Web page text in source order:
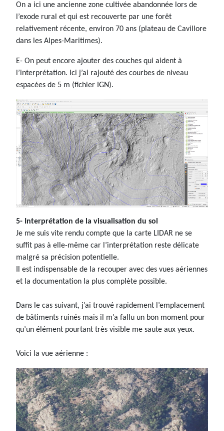
On a ici une ancienne zone cultivée abandonnée lors de
l’exode rural et qui est recouverte par une forêt
relativement récente, environ 70 ans (plateau de Cavillore
dans les Alpes-Maritimes).
E- On peut encore ajouter des couches qui aident à
l’interprétation. Ici j’ai rajouté des courbes de niveau
espacées de 5 m (fichier IGN).
5- Interprétation de la visualisation du sol
Je me suis vite rendu compte que la carte LIDAR ne se
suffit pas à elle-même car l’interprétation reste délicate
malgré sa précision potentielle.
Il est indispensable de la recouper avec des vues aériennes
et la documentation la plus complète possible.
Dans le cas suivant, j’ai trouvé rapidement l’emplacement
de bâtiments ruinés mais il m’a fallu un bon moment pour
qu’un élément pourtant très visible me saute aux yeux.
Voici la vue aérienne :